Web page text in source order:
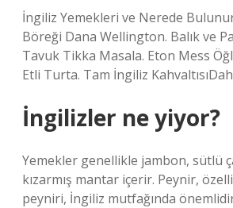
İngiliz Yemekleri ve Nerede
Böreği Dana Wellington. Balık ve
Tavuk Tikka Masala. Eton Mess
Etli Turta. Tam İngiliz
İngilizler ne yiyor?
Yemekler genellikle jambon, sütlü
kızarmış mantar içerir. Peynir,
peyniri, İngiliz mutfağında